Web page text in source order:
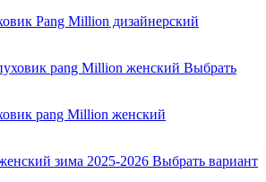
Pang Million дизайнерский
Выбрать
pang Million женский
Выбрать вариант